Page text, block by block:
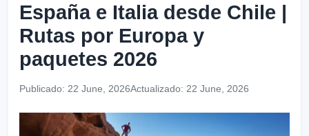
España e Italia desde Chile |
Rutas por Europa y
paquetes 2026
Publicado: 22 June, 2026Actualizado: 22 June, 2026